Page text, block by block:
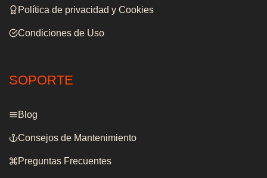
Política de privacidad y Cookies
Condiciones de Uso
SOPORTE
Blog
Consejos de Mantenimiento
Preguntas Frecuentes